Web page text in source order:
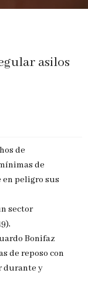
asilos
de
de
en peligro sus
sector
Bonifaz
de reposo con
durante y